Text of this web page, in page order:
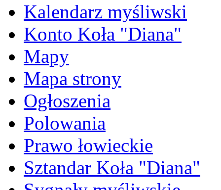
Kalendarz myśliwski
Konto Koła "Diana"
Mapy
Mapa strony
Ogłoszenia
Polowania
Prawo łowieckie
Sztandar Koła "Diana"